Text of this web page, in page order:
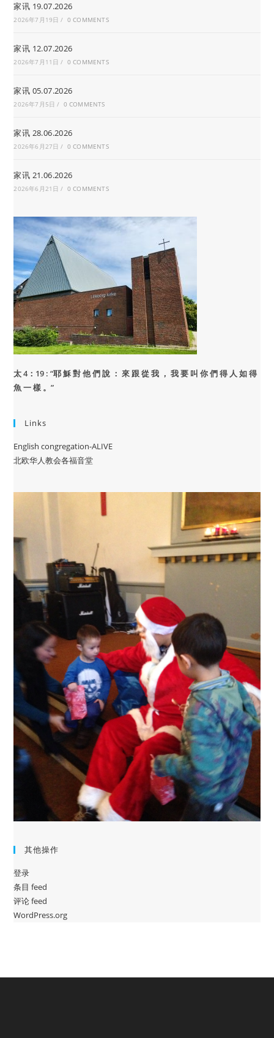
家讯 19.07.2026
2026年7月19日 / 0 COMMENTS
家讯 12.07.2026
2026年7月11日 / 0 COMMENTS
家讯 05.07.2026
2026年7月5日 / 0 COMMENTS
家讯 28.06.2026
2026年6月27日 / 0 COMMENTS
家讯 21.06.2026
2026年6月21日 / 0 COMMENTS
太 4：19 : “耶 穌 對 他 們 說 ： 來 跟 從 我 ， 我 要 叫 你 們 得 人 如 得
魚 一 樣 。”
Links
English congregation-ALIVE
北欧华人教会各福音堂
其他操作
登录
条目 feed
评论 feed
WordPress.org